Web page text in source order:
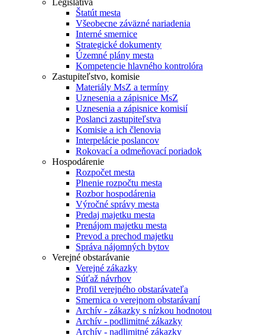
Legislatíva
Štatút mesta
Všeobecne záväzné nariadenia
Interné smernice
Strategické dokumenty
Územné plány mesta
Kompetencie hlavného kontrolóra
Zastupiteľstvo, komisie
Materiály MsZ a termíny
Uznesenia a zápisnice MsZ
Uznesenia a zápisnice komisií
Poslanci zastupiteľstva
Komisie a ich členovia
Interpelácie poslancov
Rokovací a odmeňovací poriadok
Hospodárenie
Rozpočet mesta
Plnenie rozpočtu mesta
Rozbor hospodárenia
Výročné správy mesta
Predaj majetku mesta
Prenájom majetku mesta
Prevod a prechod majetku
Správa nájomných bytov
Verejné obstarávanie
Verejné zákazky
Súťaž návrhov
Profil verejného obstarávateľa
Smernica o verejnom obstarávaní
Archív - zákazky s nízkou hodnotou
Archív - podlimitné zákazky
Archív - nadlimitné zákazky